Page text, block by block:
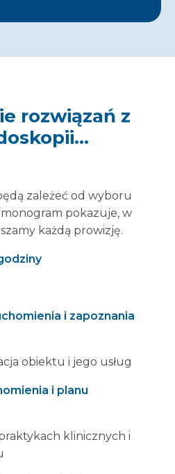
rozwiązań z
zależeć od wyboru
pokazuje, w
każdą prowizję.
i zapoznania
obiektu i jego usług
i planu
klinicznych i